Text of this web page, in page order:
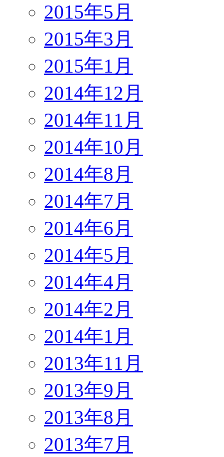
2015年5月
2015年3月
2015年1月
2014年12月
2014年11月
2014年10月
2014年8月
2014年7月
2014年6月
2014年5月
2014年4月
2014年2月
2014年1月
2013年11月
2013年9月
2013年8月
2013年7月